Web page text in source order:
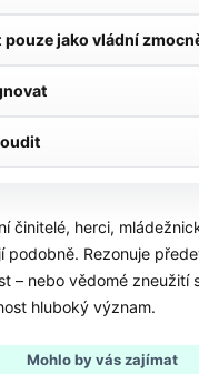
jako vládní
činitelé, herci,
podobně. Rezonuje
– nebo vědomé zneužití
hluboký význam.
Mohlo by vás zajímat